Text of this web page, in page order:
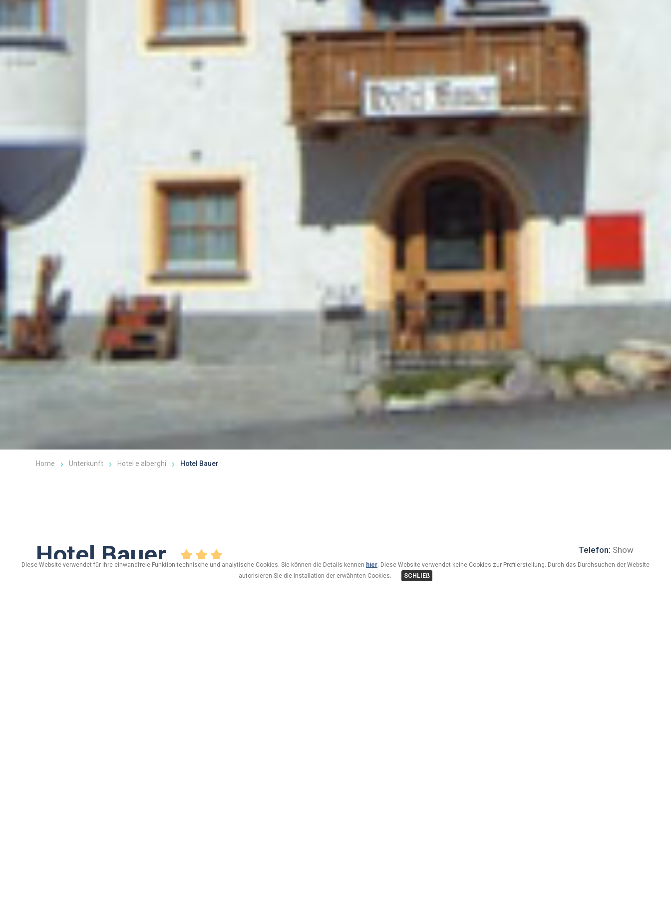
Home Unterkunft Hotel e alberghi Hotel Bauer
Hotel Bauer Telefon: Show
Website: Show
Diese Website verwendet für ihre einwandfreie Funktion technische und analytische Cookies. Sie können die Details kennen hier. Diese Website verwendet keine Cookies zur Profilerstellung. Durch das Durchsuchen der Website
autorisieren Sie die Installation der erwähnten Cookies.
SCHLIEß